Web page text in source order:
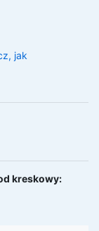
jak
kreskowy: